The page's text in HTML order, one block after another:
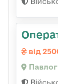
від